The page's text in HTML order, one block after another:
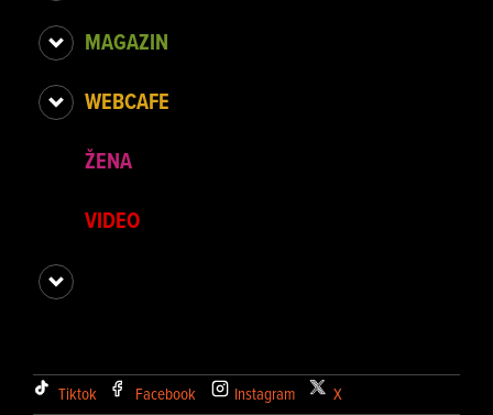
MAGAZIN
WEBCAFE
ŽENA
VIDEO
Tiktok Facebook Instagram X